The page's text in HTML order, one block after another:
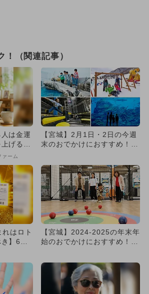
！（関連記事）
は金運
げる方
ァーム
【宮城】2月1日・2日の今週
末のおでかけにおすすめ！人
れはロト
】6つ
する
【宮城】2024-2025の年末年
始のおでかけにおすすめ！人